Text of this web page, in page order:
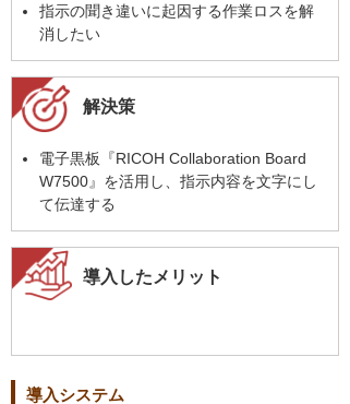
指示の聞き違いに起因する作業ロスを解
消したい
解決策
電子黒板『RICOH Collaboration Board
W7500』を活用し、指示内容を文字にし
て伝達する
導入したメリット
導入システム